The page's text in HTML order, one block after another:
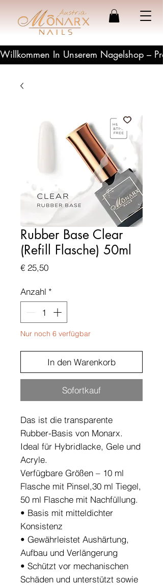
Willkommen In Unserem Nagelshop –
Rubber Base Clear
(Refill Flasche) 50ml
€ 25,50Preis
Anzahl *
Nur noch 6 verfügbar
In den Warenkorb
Sofortkauf
Das ist die transparente
Rubber-Basis von Monarx.
Ideal für Hybridlacke, Gele und
Acryle.
Verfügbare Größen – 10 ml
Flasche mit Pinsel,30 ml Tiegel,
50 ml Flasche mit Nachfüllung.
• Basis mit mitteldichter
Konsistenz
• Gewährleistet Aushärtung,
Aufbau und Verlängerung
• Schützt vor mechanischen
Schäden und unterstützt sowie